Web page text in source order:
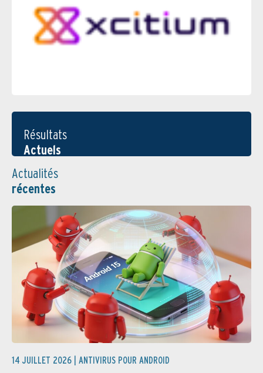
Résultats
Actuels
Actualités
récentes
14 JUILLET 2026 | ANTIVIRUS POUR ANDROID